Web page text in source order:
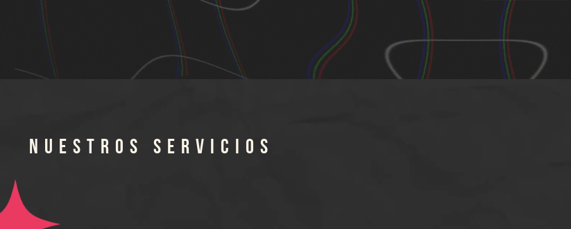
NUESTROS SERVICIOS